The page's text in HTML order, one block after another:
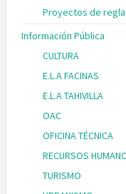
Proyectos de
Información Pública
CULTURA
E.L.A FACINAS
E.L.A TAHIVILLA
OAC
OFICINA TÉCNICA
RECURSOS
TURISMO